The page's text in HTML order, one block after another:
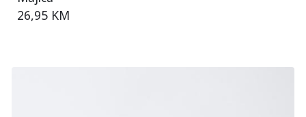
26,95 KM